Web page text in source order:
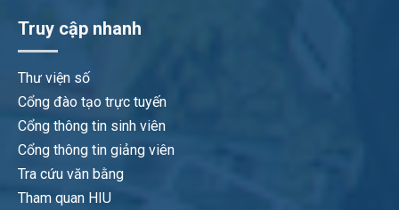
Truy cập nhanh
Thư viện số
Cổng đào tạo trực tuyến
Cổng thông tin sinh viên
Cổng thông tin giảng viên
Tra cứu văn bằng
Tham quan HIU